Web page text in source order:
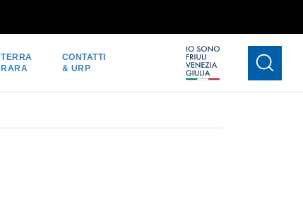
TERRA
RARA
CONTATTI
& URP